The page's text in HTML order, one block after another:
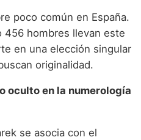
poco común en España.
456 hombres llevan este
en una elección singular
originalidad.
oculto en la numerología
se asocia con el